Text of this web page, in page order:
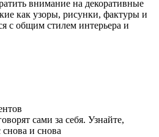
внимание на декоративные
как узоры, рисунки, фактуры и
с общим стилем интерьера и
сами за себя. Узнайте,
и снова